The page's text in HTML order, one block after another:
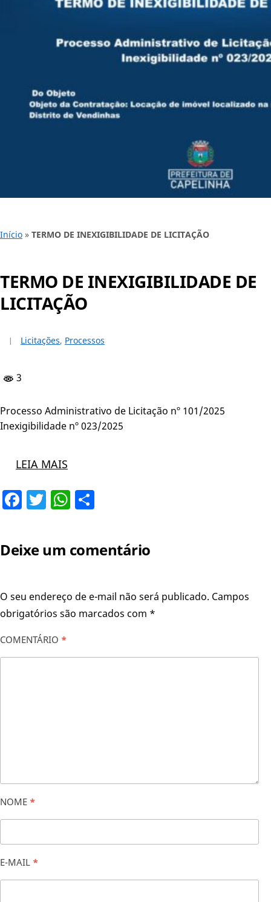
Início » TERMO DE INEXIGIBILIDADE DE LICITAÇÃO
TERMO DE INEXIGIBILIDADE DE
LICITAÇÃO
Licitações, Processos
3
Processo Administrativo de Licitação nº 101/2025
Inexigibilidade nº 023/2025
LEIA MAIS
Facebook
TwitterWhatsApp
Deixe um comentário
O seu endereço de e-mail não será publicado. Campos
obrigatórios são marcados com *
COMENTÁRIO *
NOME *
E-MAIL *